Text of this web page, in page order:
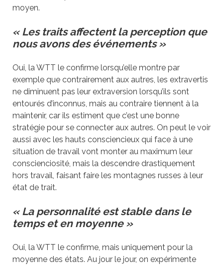
moyen.
« Les traits affectent la perception que
nous avons des événements»
Oui, la WTT le confirme lorsqu’elle montre par
exemple que contrairement aux autres, les extravertis
ne diminuent pas leur extraversion lorsqu’ils sont
entourés d’inconnus, mais au contraire tiennent à la
maintenir, car ils estiment que c’est une bonne
stratégie pour se connecter aux autres. On peut le voir
aussi avec les hauts consciencieux qui face à une
situation de travail vont monter au maximum leur
conscienciosité, mais la descendre drastiquement
hors travail, faisant faire les montagnes russes à leur
état de trait.
« La personnalité est stable dans le
temps et en moyenne »
Oui, la WTT le confirme, mais uniquement pour la
moyenne des états. Au jour le jour, on expérimente